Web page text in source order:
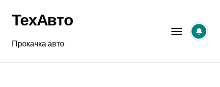
содержанию
ТехАвто
Прокачка авто